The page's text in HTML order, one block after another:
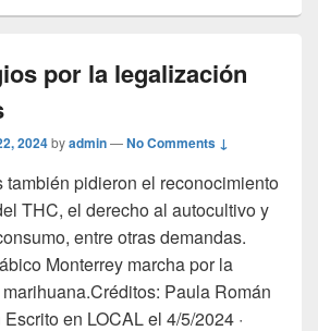
por la legalización
2024byadmin—No Comments ↓
también pidieron el reconocimiento
THC, el derecho al autocultivo y
entre otras demandas.
Monterrey marcha por la
Paula Román
en LOCAL el 4/5/2024 ·